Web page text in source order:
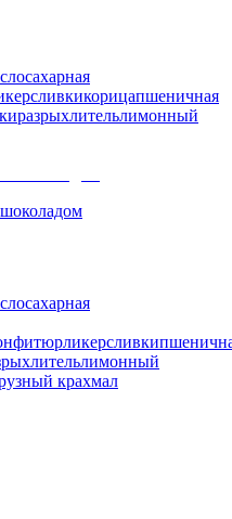
сахарная
сливкикорицапшеничная
разрыхлительлимонный
сахарная
ликерсливки
лимонный
крахмал